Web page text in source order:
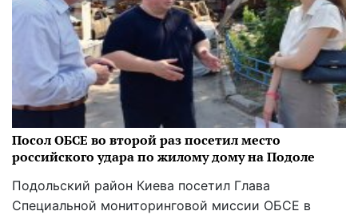
Посол ОБСЕ во второй раз посетил место
российского удара по жилому дому на Подоле
Подольский район Киева посетил Глава
Специальной мониторинговой миссии ОБСЕ в